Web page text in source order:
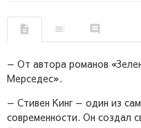
— От автора романов
Мерседес».
— Стивен Кинг — один из
современности. Он создал